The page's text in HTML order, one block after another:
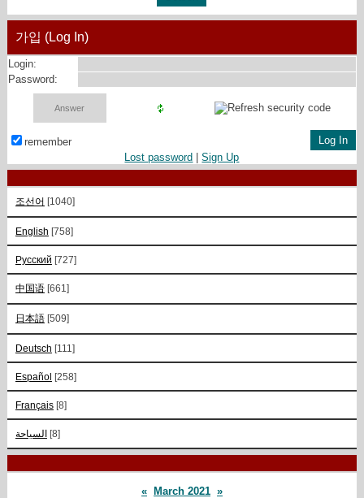
가입 (Log In)
Login:
Password:
remember
Lost password |Sign Up
조선어 [1040]
English [758]
Русский [727]
中国语 [661]
日本語 [509]
Deutsch [111]
Español [258]
Français [8]
السياحة [8]
« March 2021 »